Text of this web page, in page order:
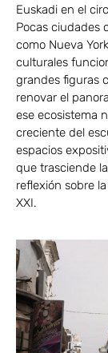
Euskadi en el
Pocas ciudades
como Nueva
culturales
grandes figuras
renovar el
ese ecosistema
creciente del
espacios
que trasciende
reflexión sobre
XXI.